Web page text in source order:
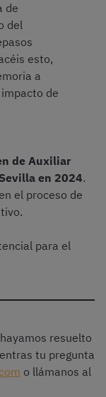
de
del
esto,
a
de
de Auxiliar
en 2024.
el proceso de
para el
resuelto
tu pregunta
o llámanos al